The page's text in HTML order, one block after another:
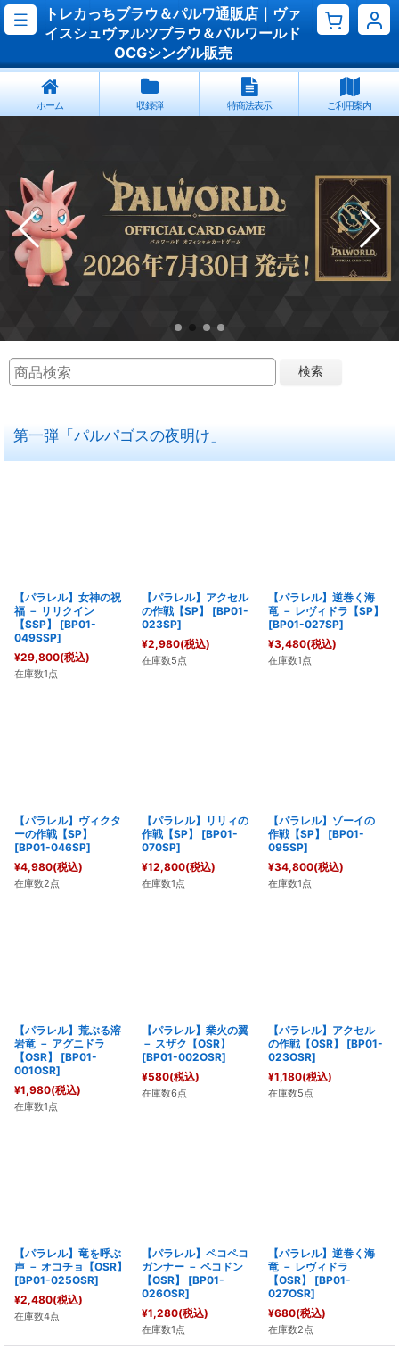
トレカっちブラウ＆パルワ通販店｜ヴァ
イスシュヴァルツブラウ＆パルワールド
OCGシングル販売
ホーム 収録弾 特商法表示 ご利用案内
検索
第一弾「パルパゴスの夜明け」
【パラレル】女神の祝
福 － リリクイン
【SSP】
[BP01-
049SSP]
¥29,800(税込)
在庫数1点
【パラレル】アクセル
の作戦【SP】
[BP01-
023SP]
¥2,980(税込)
在庫数5点
【パラレル】逆巻く海
竜 － レヴィドラ【SP】
[BP01-027SP]
¥3,480(税込)
在庫数1点
【パラレル】ヴィクタ
ーの作戦【SP】
[BP01-046SP]
¥4,980(税込)
在庫数2点
【パラレル】リリィの
作戦【SP】
[BP01-
070SP]
¥12,800(税込)
在庫数1点
【パラレル】ゾーイの
作戦【SP】
[BP01-
095SP]
¥34,800(税込)
在庫数1点
【パラレル】荒ぶる溶
岩竜 － アグニドラ
【OSR】
[BP01-
001OSR]
¥1,980(税込)
在庫数1点
【パラレル】業火の翼
－ スザク【OSR】
[BP01-002OSR]
¥580(税込)
在庫数6点
【パラレル】アクセル
の作戦【OSR】
[BP01-
023OSR]
¥1,180(税込)
在庫数5点
【パラレル】竜を呼ぶ
声 － オコチョ【OSR】
[BP01-025OSR]
¥2,480(税込)
在庫数4点
【パラレル】ペコペコ
ガンナー － ペコドン
【OSR】
[BP01-
026OSR]
¥1,280(税込)
在庫数1点
【パラレル】逆巻く海
竜 － レヴィドラ
【OSR】
[BP01-
027OSR]
¥680(税込)
在庫数2点